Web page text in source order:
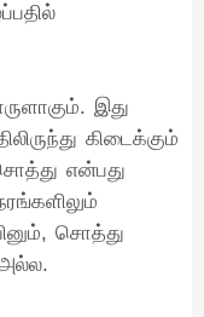
இது
கிடைக்கும்
என்பது
சொத்து